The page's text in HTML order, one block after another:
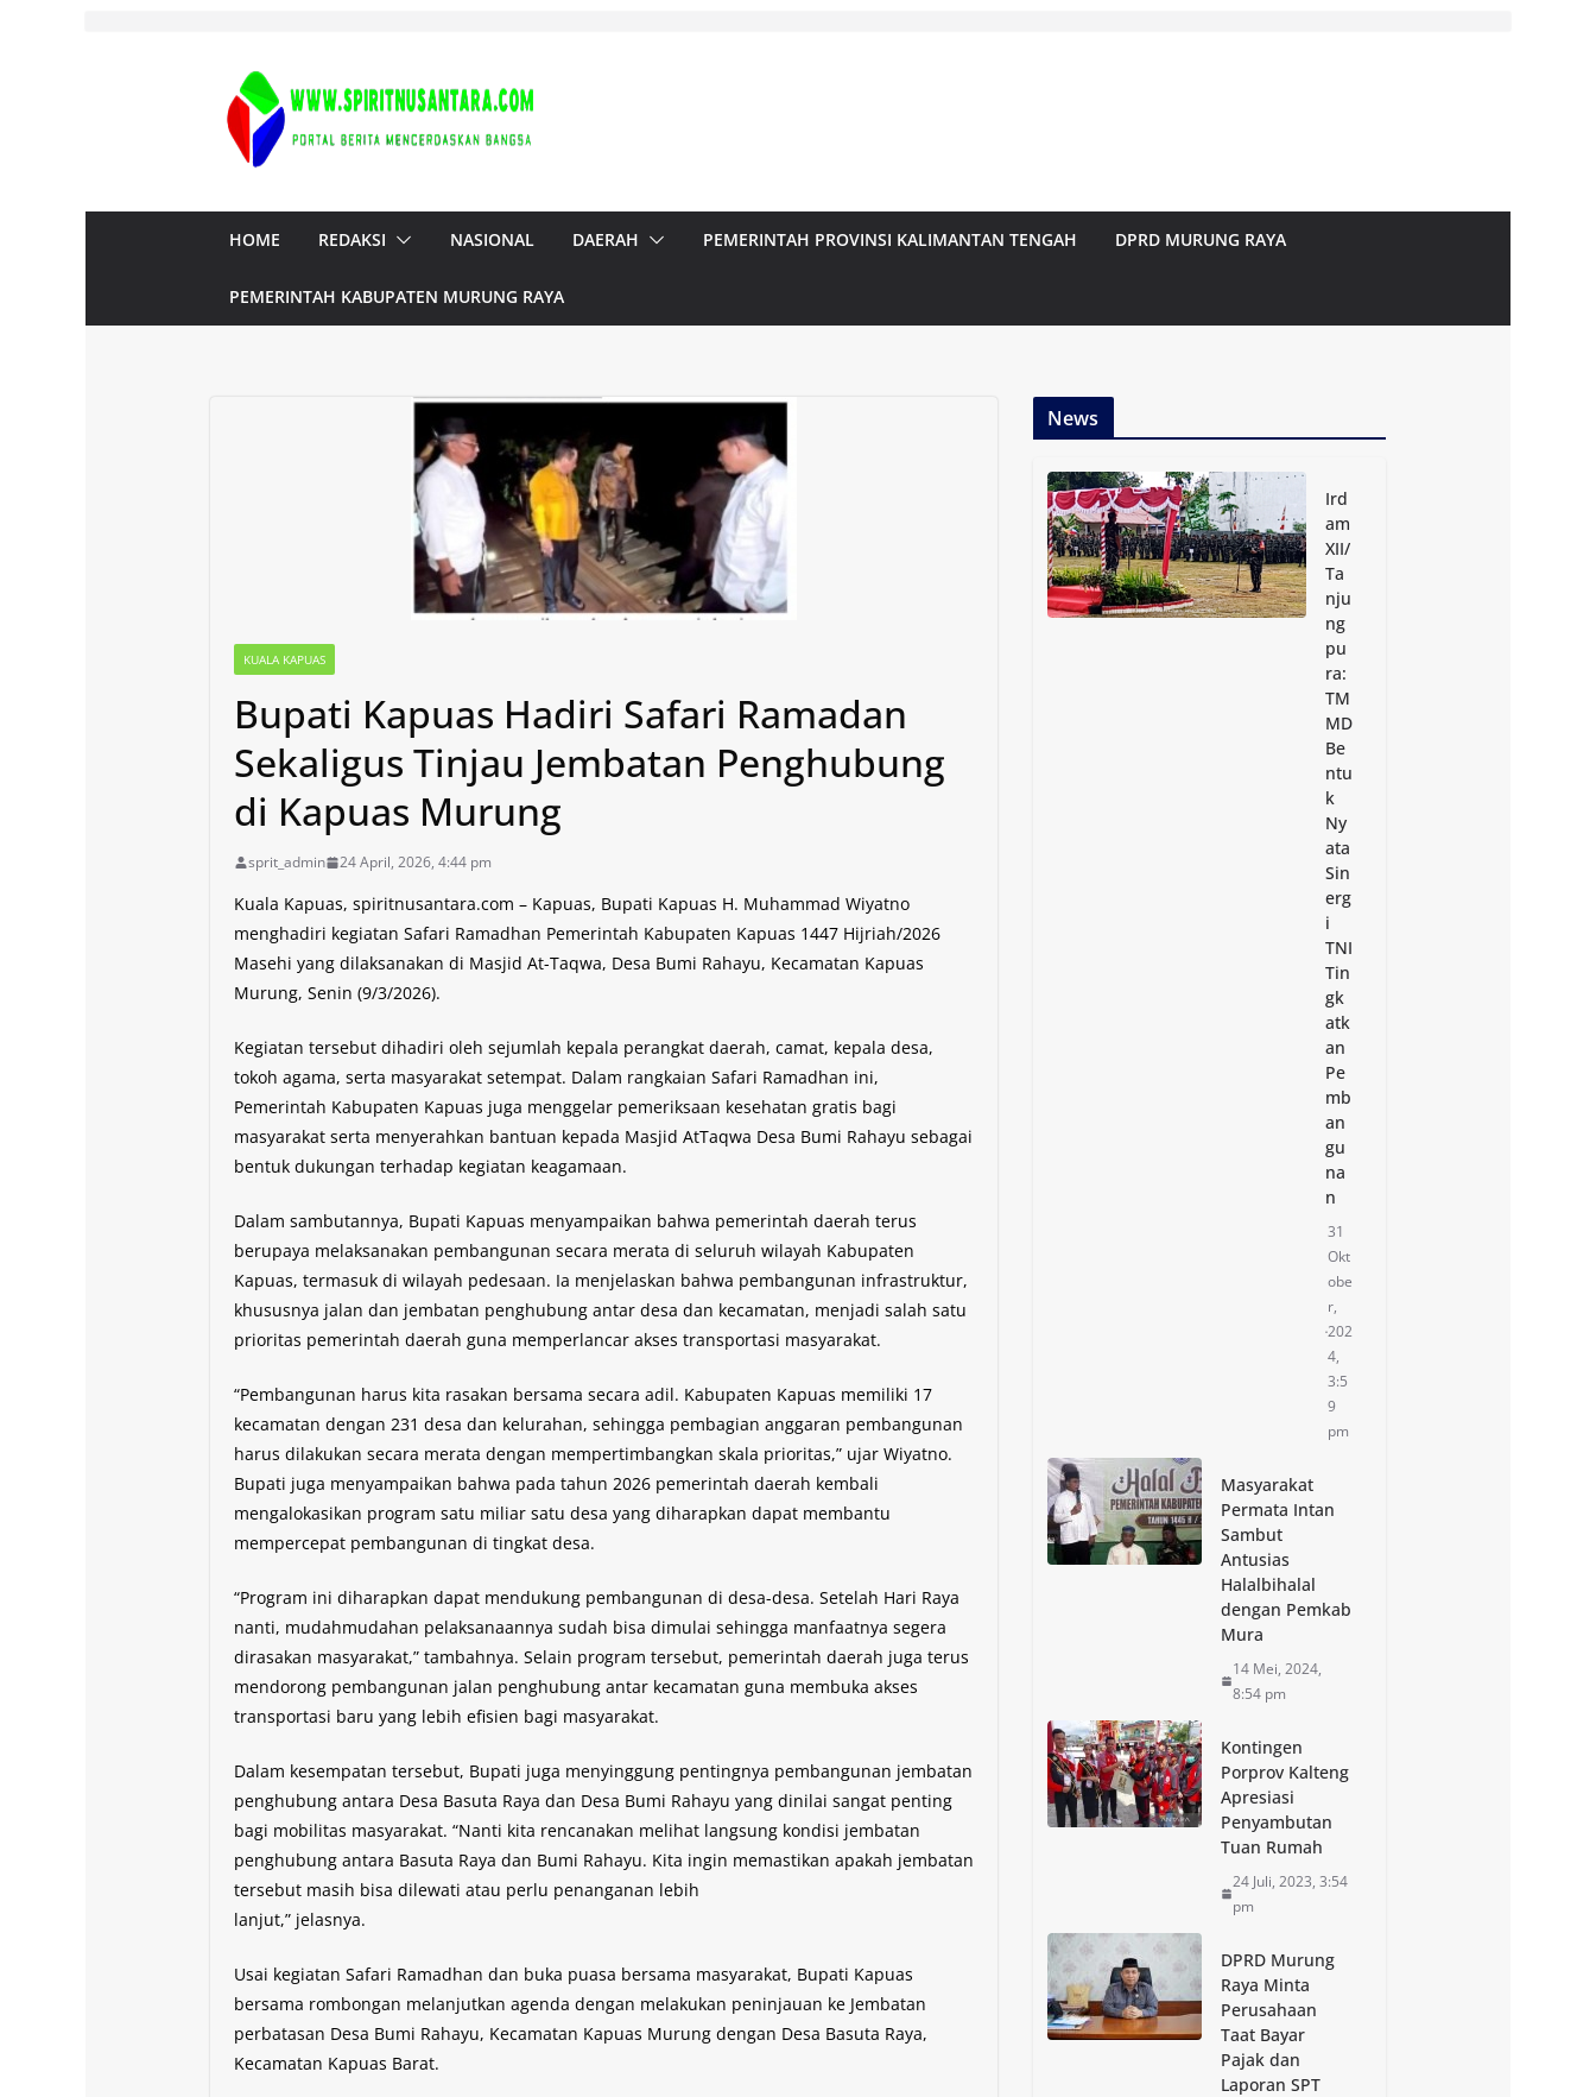
HOME REDAKSI NASIONAL DAERAH PEMERINTAH PROVINSI KALIMANTAN TENGAH DPRD MURUNG RAYA
PEMERINTAH KABUPATEN MURUNG RAYA
KUALA KAPUAS
Bupati Kapuas Hadiri Safari Ramadan
Sekaligus Tinjau Jembatan Penghubung
di Kapuas Murung
sprit_admin 24 April, 2026, 4:44 pm
Kuala Kapuas, spiritnusantara.com – Kapuas, Bupati Kapuas H. Muhammad Wiyatno
menghadiri kegiatan Safari Ramadhan Pemerintah Kabupaten Kapuas 1447 Hijriah/2026
Masehi yang dilaksanakan di Masjid At-Taqwa, Desa Bumi Rahayu, Kecamatan Kapuas
Murung, Senin (9/3/2026).
Kegiatan tersebut dihadiri oleh sejumlah kepala perangkat daerah, camat, kepala desa,
tokoh agama, serta masyarakat setempat. Dalam rangkaian Safari Ramadhan ini,
Pemerintah Kabupaten Kapuas juga menggelar pemeriksaan kesehatan gratis bagi
masyarakat serta menyerahkan bantuan kepada Masjid AtTaqwa Desa Bumi Rahayu sebagai
bentuk dukungan terhadap kegiatan keagamaan.
Dalam sambutannya, Bupati Kapuas menyampaikan bahwa pemerintah daerah terus
berupaya melaksanakan pembangunan secara merata di seluruh wilayah Kabupaten
Kapuas, termasuk di wilayah pedesaan. Ia menjelaskan bahwa pembangunan infrastruktur,
khususnya jalan dan jembatan penghubung antar desa dan kecamatan, menjadi salah satu
prioritas pemerintah daerah guna memperlancar akses transportasi masyarakat.
“Pembangunan harus kita rasakan bersama secara adil. Kabupaten Kapuas memiliki 17
kecamatan dengan 231 desa dan kelurahan, sehingga pembagian anggaran pembangunan
harus dilakukan secara merata dengan mempertimbangkan skala prioritas,” ujar Wiyatno.
Bupati juga menyampaikan bahwa pada tahun 2026 pemerintah daerah kembali
mengalokasikan program satu miliar satu desa yang diharapkan dapat membantu
mempercepat pembangunan di tingkat desa.
“Program ini diharapkan dapat mendukung pembangunan di desa-desa. Setelah Hari Raya
nanti, mudahmudahan pelaksanaannya sudah bisa dimulai sehingga manfaatnya segera
dirasakan masyarakat,” tambahnya. Selain program tersebut, pemerintah daerah juga terus
mendorong pembangunan jalan penghubung antar kecamatan guna membuka akses
transportasi baru yang lebih efisien bagi masyarakat.
Dalam kesempatan tersebut, Bupati juga menyinggung pentingnya pembangunan jembatan
penghubung antara Desa Basuta Raya dan Desa Bumi Rahayu yang dinilai sangat penting
bagi mobilitas masyarakat. “Nanti kita rencanakan melihat langsung kondisi jembatan
penghubung antara Basuta Raya dan Bumi Rahayu. Kita ingin memastikan apakah jembatan
tersebut masih bisa dilewati atau perlu penanganan lebih
lanjut,” jelasnya.
Usai kegiatan Safari Ramadhan dan buka puasa bersama masyarakat, Bupati Kapuas
bersama rombongan melanjutkan agenda dengan melakukan peninjauan ke Jembatan
perbatasan Desa Bumi Rahayu, Kecamatan Kapuas Murung dengan Desa Basuta Raya,
Kecamatan Kapuas Barat.
News
Ird
am
XII/
Ta
nju
ng
pu
ra:
TM
MD
Be
ntu
k
Ny
ata
Sin
erg
i
TNI
Tin
gk
atk
an
Pe
mb
an
gu
na
n
31
Okt
obe
r,
202
4,
3:5
9
pm
Masyarakat
Permata Intan
Sambut
Antusias
Halalbihalal
dengan Pemkab
Mura
14 Mei, 2024,
8:54 pm
Kontingen
Porprov Kalteng
Apresiasi
Penyambutan
Tuan Rumah
24 Juli, 2023, 3:54
pm
DPRD Murung
Raya Minta
Perusahaan
Taat Bayar
Pajak dan
Laporan SPT